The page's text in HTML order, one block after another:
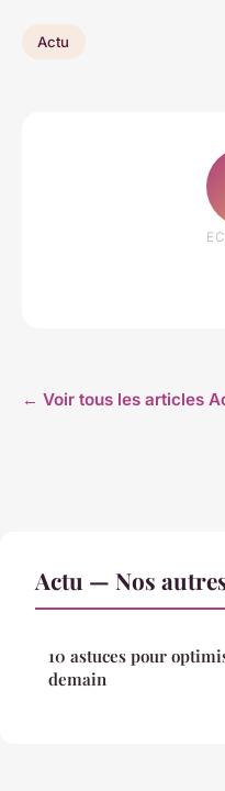
Actu
← Voir tous les articles
Actu — Nos
10 astuces pour
demain